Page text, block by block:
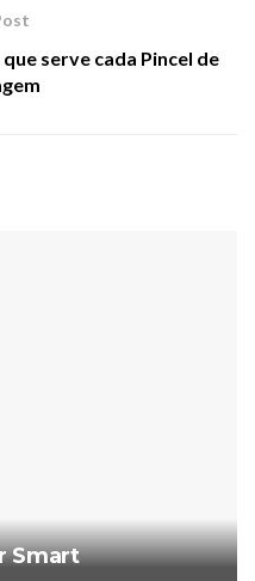
serve cada Pincel de
Smart